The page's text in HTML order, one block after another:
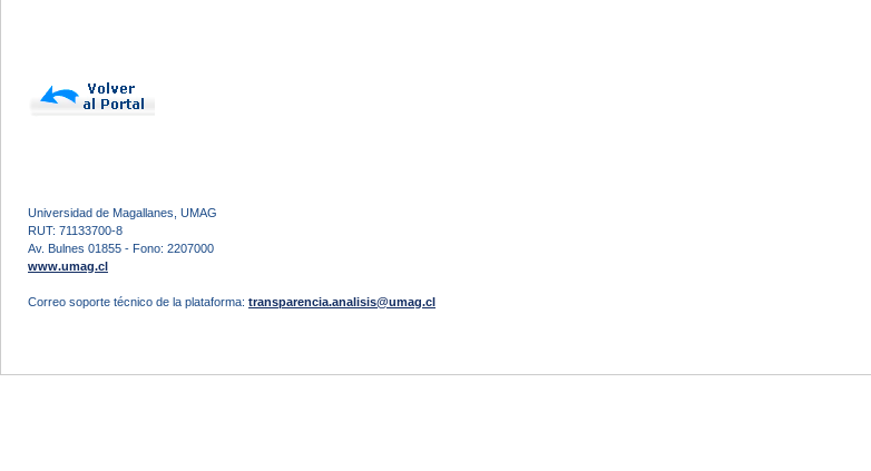
Universidad de Magallanes, UMAG
RUT: 71133700-8
Av. Bulnes 01855 - Fono: 2207000
www.umag.cl
Correo soporte técnico de la plataforma: transparencia.analisis@umag.cl